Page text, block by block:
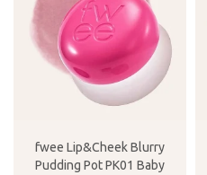
fwee Lip&Cheek Blurry
Pudding Pot PK01 Baby